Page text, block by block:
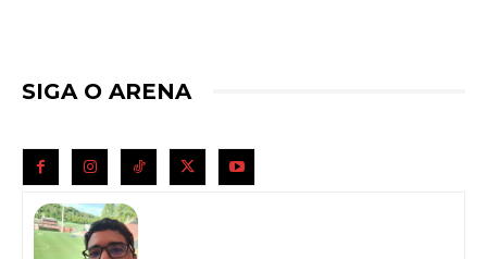
SIGA O ARENA